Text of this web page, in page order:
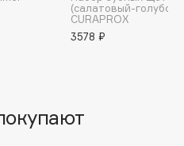
(салатовый-
CURAPROX
3578 ₽